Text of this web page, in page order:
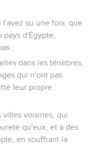
l'avez su une fois, que
d'Égypte,
;
dans les ténèbres,
qui n'ont pas
leur propre
villes voisines, qui
qu'eux, et à des
en souffrant la